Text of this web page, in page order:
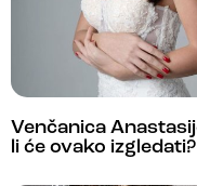
Venčanica
li će ovako izgledati?